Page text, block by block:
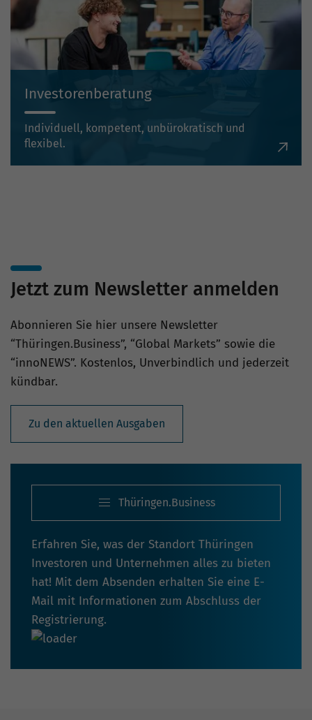
Investorenberatung
Individuell, kompetent, unbürokratisch und
flexibel.
Jetzt zum Newsletter anmelden
Abonnieren Sie hier unsere Newsletter
“Thüringen.Business”, “Global Markets” sowie die
“innoNEWS”. Kostenlos, Unverbindlich und jederzeit
kündbar.
Zu den aktuellen Ausgaben
Thüringen.Business
Erfahren Sie, was der Standort Thüringen
Investoren und Unternehmen alles zu bieten
hat! Mit dem Absenden erhalten Sie eine E-
Mail mit Informationen zum Abschluss der
Registrierung.